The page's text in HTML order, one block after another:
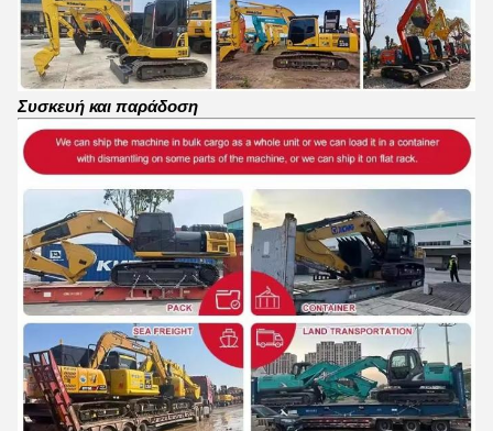
Συσκευή και παράδοση